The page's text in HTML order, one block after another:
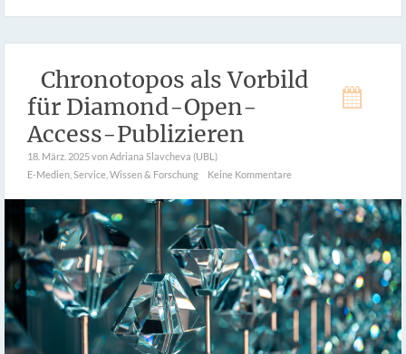
Chronotopos als Vorbild
für Diamond-Open-
Access-Publizieren
18. März. 2025von Adriana Slavcheva (UBL)
E-Medien Service Wissen & Forschung Keine Kommentare